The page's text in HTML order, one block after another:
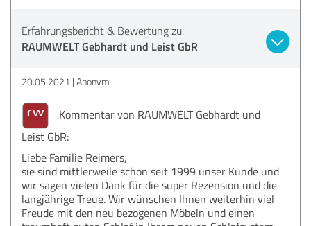
Erfahrungsbericht & Bewertung zu:
RAUMWELT Gebhardt und Leist GbR
20.05.2021 Anonym
Kommentar von RAUMWELT Gebhardt und
Leist GbR:
Liebe Familie Reimers,
sie sind mittlerweile schon seit 1999 unser Kunde und
wir sagen vielen Dank für die super Rezension und die
langjährige Treue. Wir wünschen Ihnen weiterhin viel
Freude mit den neu bezogenen Möbeln und einen